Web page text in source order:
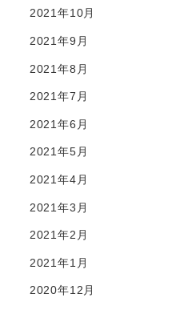
2021年10月
2021年9月
2021年8月
2021年7月
2021年6月
2021年5月
2021年4月
2021年3月
2021年2月
2021年1月
2020年12月